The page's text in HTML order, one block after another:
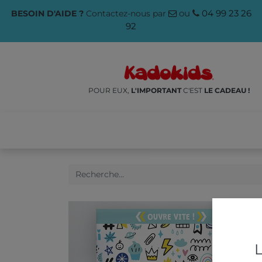
BESOIN D'AIDE ?Contactez-nous par ou
04 99 23 26
92
POUR EUX, L'IMPORTANTC'EST LE CADEAU !